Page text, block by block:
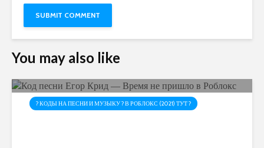
You may also like
? КОДЫ НА ПЕСНИ И МУЗЫКУ ? В РОБЛОКС (2021) ТУТ ?